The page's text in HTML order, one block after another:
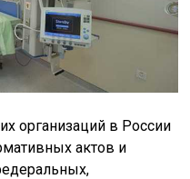
организаций в России
актов и